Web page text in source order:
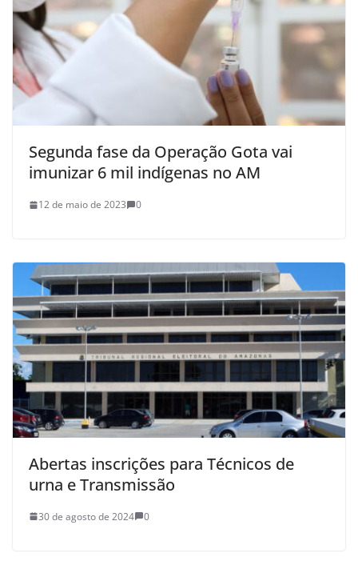
Segunda fase da Operação Gota vai
imunizar 6 mil indígenas no AM
12 de maio de 2023 0
Abertas inscrições para Técnicos de
urna e Transmissão
30 de agosto de 2024 0